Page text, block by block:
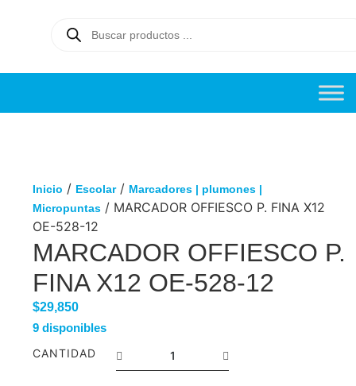
Inicio / Escolar/ Marcadores | plumones |
Micropuntas / MARCADOR OFFIESCO P. FINA X12
OE-528-12
MARCADOR OFFIESCO P.
FINA X12 OE-528-12
$29,850
9 disponibles
CANTIDAD